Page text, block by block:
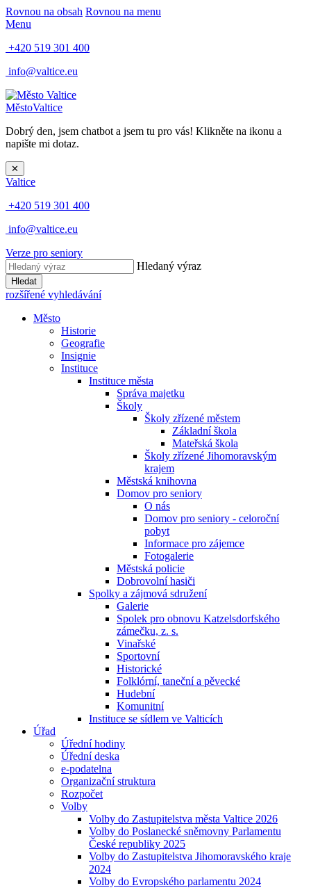
Rovnou na obsah Rovnou na menu
Menu
+420 519 301 400
info@valtice.eu
MěstoValtice
Dobrý den, jsem chatbot a jsem tu pro vás! Klikněte na ikonu a
napište mi dotaz.
✕
Valtice
+420 519 301 400
info@valtice.eu
Verze pro seniory
Hledaný výraz
Hledat
rozšířené vyhledávání
Město
Historie
Geografie
Insignie
Instituce
Instituce města
Správa majetku
Školy
Školy zřízené městem
Základní škola
Mateřská škola
Školy zřízené Jihomoravským
krajem
Městská knihovna
Domov pro seniory
O nás
Domov pro seniory - celoroční
pobyt
Informace pro zájemce
Fotogalerie
Městská policie
Dobrovolní hasiči
Spolky a zájmová sdružení
Galerie
Spolek pro obnovu Katzelsdorfského
zámečku, z. s.
Vinařské
Sportovní
Historické
Folklórní, taneční a pěvecké
Hudební
Komunitní
Instituce se sídlem ve Valticích
Úřad
Úřední hodiny
Úřední deska
e-podatelna
Organizační struktura
Rozpočet
Volby
Volby do Zastupitelstva města Valtice 2026
Volby do Poslanecké sněmovny Parlamentu
České republiky 2025
Volby do Zastupitelstva Jihomoravského kraje
2024
Volby do Evropského parlamentu 2024